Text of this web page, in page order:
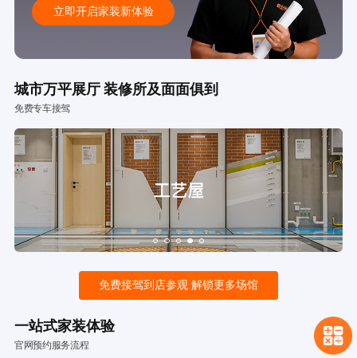
立即开启家装新体验
城市万平展厅 装修所及面面俱到
免费专车接驾
免费接驾到店参观 解锁更多场馆
一站式家装体验
官网预约服务流程